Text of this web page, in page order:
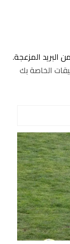
البريد المزعجة.
الخاصة بك